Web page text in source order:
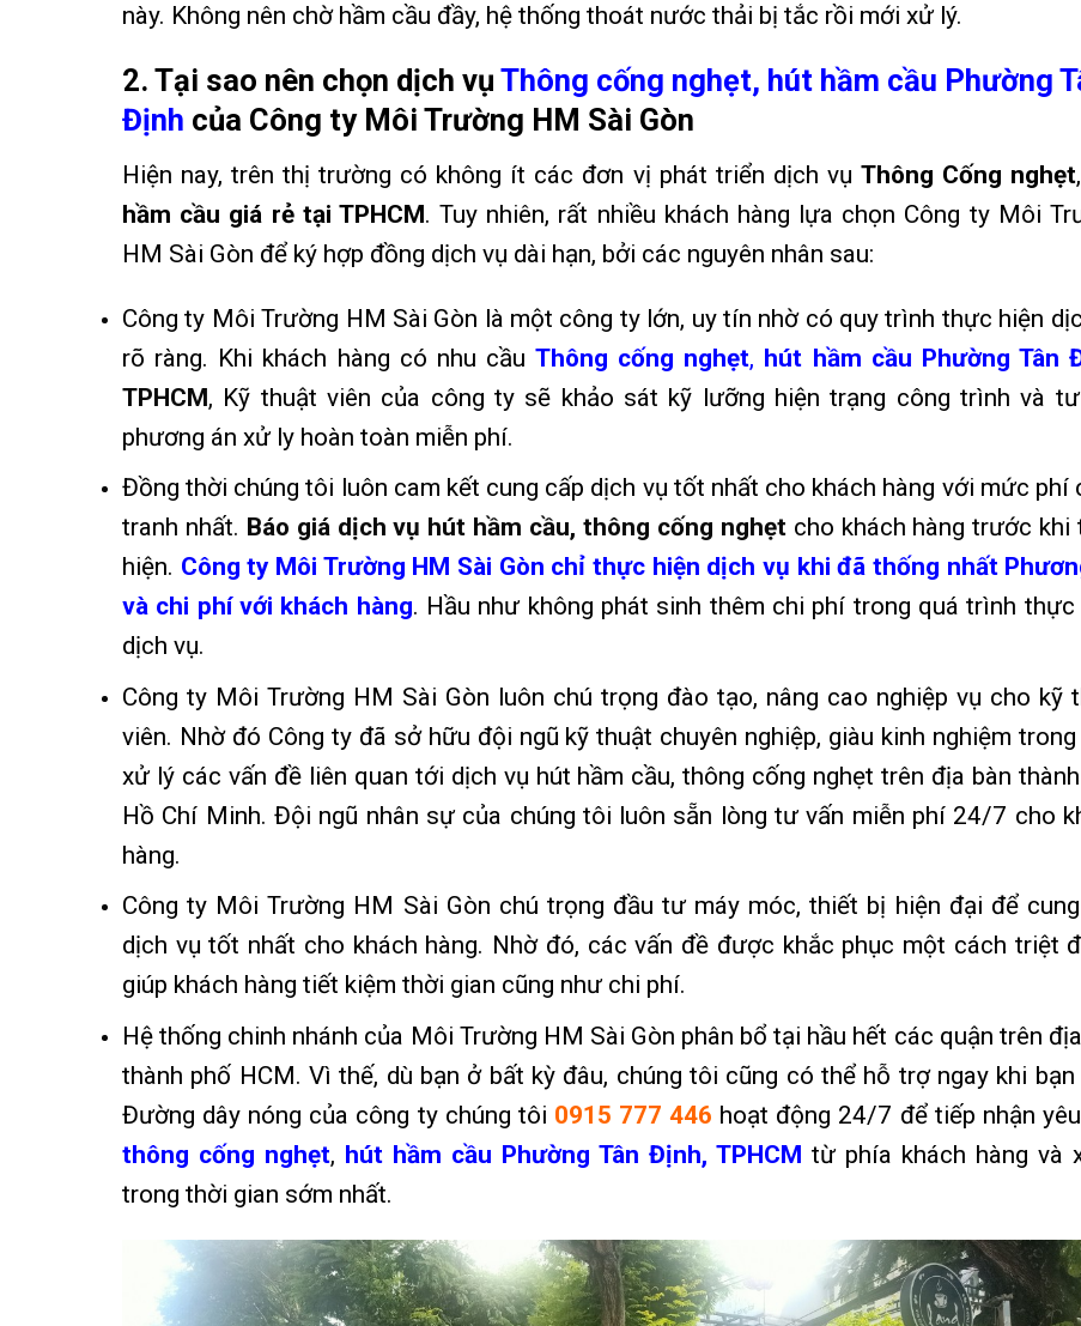
này. Không nên chờ hầm cầu đầy, hệ thống thoát nước thải bị tắc rồi mới xử lý.
2. Tại sao nên chọn dịch vụ Thông cống nghẹt, hút hầm cầu Phường
Định của Công ty Môi Trường HM Sài Gòn
Hiện nay, trên thị trường có không ít các đơn vị phát triển dịch vụ Thông Cống nghẹt,
hầm cầu giá rẻ tại TPHCM. Tuy nhiên, rất nhiều khách hàng lựa chọn Công ty Môi
HM Sài Gòn để ký hợp đồng dịch vụ dài hạn, bởi các nguyên nhân sau:
Công ty Môi Trường HM Sài Gòn là một công ty lớn, uy tín nhờ có quy trình thực hiện
rõ ràng. Khi khách hàng có nhu cầu Thông cống nghẹt, hút hầm cầu Phường Tân
TPHCM, Kỹ thuật viên của công ty sẽ khảo sát kỹ lưỡng hiện trạng công trình và
phương án xử ly hoàn toàn miễn phí.
Đồng thời chúng tôi luôn cam kết cung cấp dịch vụ tốt nhất cho khách hàng với mức phí
tranh nhất. Báo giá dịch vụ hút hầm cầu, thông cống nghẹt cho khách hàng trước khi
hiện. Công ty Môi Trường HM Sài Gòn chỉ thực hiện dịch vụ khi đã thống nhất
và chi phí với khách hàng. Hầu như không phát sinh thêm chi phí trong quá trình thực
dịch vụ.
Công ty Môi Trường HM Sài Gòn luôn chú trọng đào tạo, nâng cao nghiệp vụ cho kỹ
viên. Nhờ đó Công ty đã sở hữu đội ngũ kỹ thuật chuyên nghiệp, giàu kinh nghiệm
xử lý các vấn đề liên quan tới dịch vụ hút hầm cầu, thông cống nghẹt trên địa bàn
Hồ Chí Minh. Đội ngũ nhân sự của chúng tôi luôn sẵn lòng tư vấn miễn phí 24/7 cho
hàng.
Công ty Môi Trường HM Sài Gòn chú trọng đầu tư máy móc, thiết bị hiện đại để
dịch vụ tốt nhất cho khách hàng. Nhờ đó, các vấn đề được khắc phục một cách triệt
giúp khách hàng tiết kiệm thời gian cũng như chi phí.
Hệ thống chinh nhánh của Môi Trường HM Sài Gòn phân bổ tại hầu hết các quận trên
thành phố HCM. Vì thế, dù bạn ở bất kỳ đâu, chúng tôi cũng có thể hỗ trợ ngay khi bạn
Đường dây nóng của công ty chúng tôi 0915 777 446 hoạt động 24/7 để tiếp nhận
thông cống nghẹt, hút hầm cầu Phường Tân Định, TPHCM từ phía khách hàng và
trong thời gian sớm nhất.